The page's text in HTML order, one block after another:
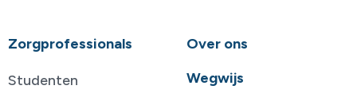
Zorgprofessionals
Studenten
Over ons
Wegwijs